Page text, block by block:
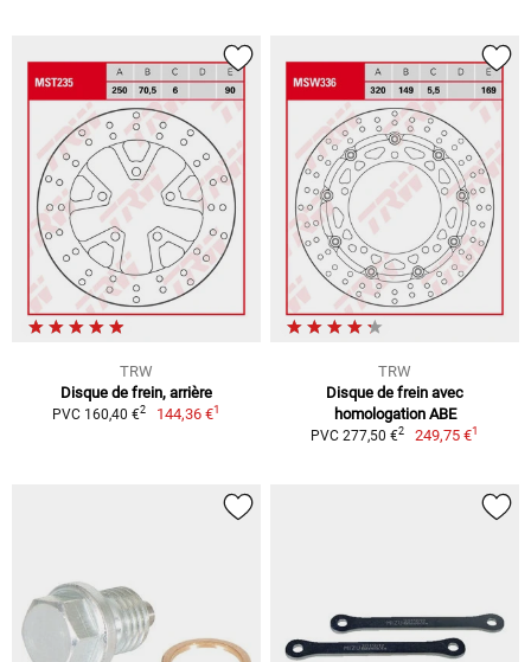
TRW
Disque de frein, arrière
PVC 160,40 €2 144,36 €1
TRW
Disque de frein avec
homologation ABE
PVC 277,50 €2 249,75 €1